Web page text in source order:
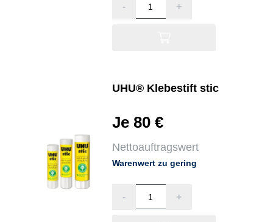
- +
UHU® Klebestift stic
Je 80 €
Nettoauftragswert
Warenwert zu gering
- +